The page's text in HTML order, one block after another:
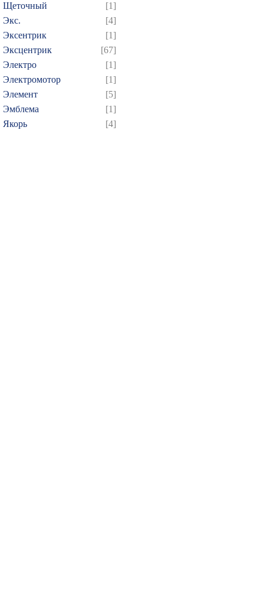
Щеточный
[1]
Экс.
[4]
Эксентрик
[1]
Эксцентрик
[67]
Электро
[1]
Электромотор
[1]
Элемент
[5]
Эмблема
[1]
Якорь
[4]